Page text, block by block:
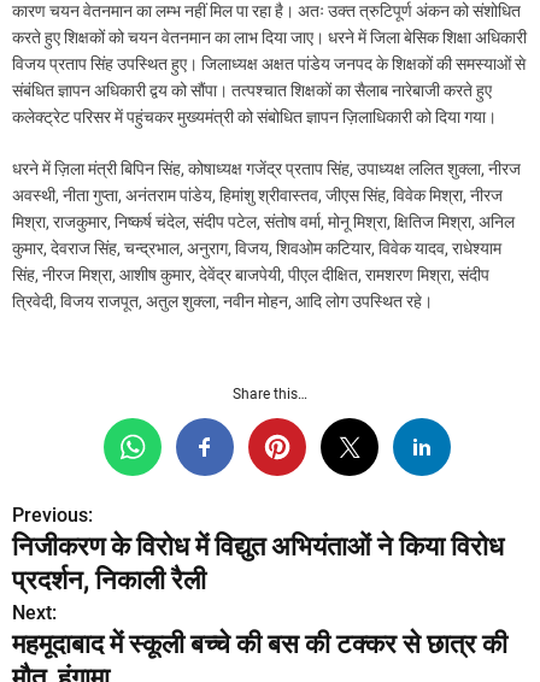
कारण चयन वेतनमान का लम्भ नहीं मिल पा रहा है। अतः उक्त त्रुटिपूर्ण अंकन को संशोधित
करते हुए शिक्षकों को चयन वेतनमान का लाभ दिया जाए। धरने में जिला बेसिक शिक्षा अधिकारी
विजय प्रताप सिंह उपस्थित हुए। जिलाध्यक्ष अक्षत पांडेय जनपद के शिक्षकों की समस्याओं से
संबंधित ज्ञापन अधिकारी द्वय को सौंपा। तत्पश्चात शिक्षकों का सैलाब नारेबाजी करते हुए
कलेक्ट्रेट परिसर में पहुंचकर मुख्यमंत्री को संबोधित ज्ञापन ज़िलाधिकारी को दिया गया।
धरने में ज़िला मंत्री बिपिन सिंह, कोषाध्यक्ष गजेंद्र प्रताप सिंह, उपाध्यक्ष ललित शुक्ला, नीरज
अवस्थी, नीता गुप्ता, अनंतराम पांडेय, हिमांशु श्रीवास्तव, जीएस सिंह, विवेक मिश्रा, नीरज
मिश्रा, राजकुमार, निष्कर्ष चंदेल, संदीप पटेल, संतोष वर्मा, मोनू मिश्रा, क्षितिज मिश्रा, अनिल
कुमार, देवराज सिंह, चन्द्रभाल, अनुराग, विजय, शिवओम कटियार, विवेक यादव, राधेश्याम
सिंह, नीरज मिश्रा, आशीष कुमार, देवेंद्र बाजपेयी, पीएल दीक्षित, रामशरण मिश्रा, संदीप
त्रिवेदी, विजय राजपूत, अतुल शुक्ला, नवीन मोहन, आदि लोग उपस्थित रहे।
Share this…
P
o
s
t
Previous:
निजीकरण के विरोध में विद्युत अभियंताओं ने किया विरोध
प्रदर्शन, निकाली रैली
Next:
महमूदाबाद में स्कूली बच्चे की बस की टक्कर से छात्र की